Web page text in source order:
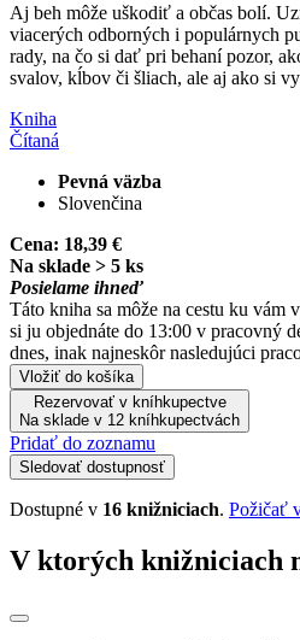
Aj beh môže uškodiť a občas bolí.
viacerých odborných i populárnych
rady, na čo si dať pri behaní pozor,
svalov, kĺbov či šliach, ale aj ako si
Kniha
Čítaná
Pevná väzba
Slovenčina
Cena: 18,39 €
Na sklade > 5 ks
Posielame ihneď
Táto kniha sa môže na cestu ku
si ju objednáte do 13:00 v pracovný
dnes, inak najneskôr nasledujúci
Vložiť do košíka
Rezervovať v kníhkupectve
Na sklade v 12 kníhkupectvách
Pridať do zoznamu
Sledovať dostupnosť
Dostupné v 16 knižniciach. Požičať
V ktorých knižniciach